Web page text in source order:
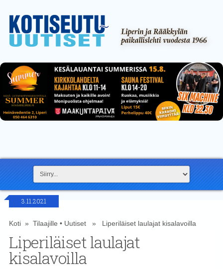
3.11.2021
Koti» Tilaajille • Uutiset» Liperiläiset laulajat kisalavoilla
Liperiläiset laulajat
kisalavoilla